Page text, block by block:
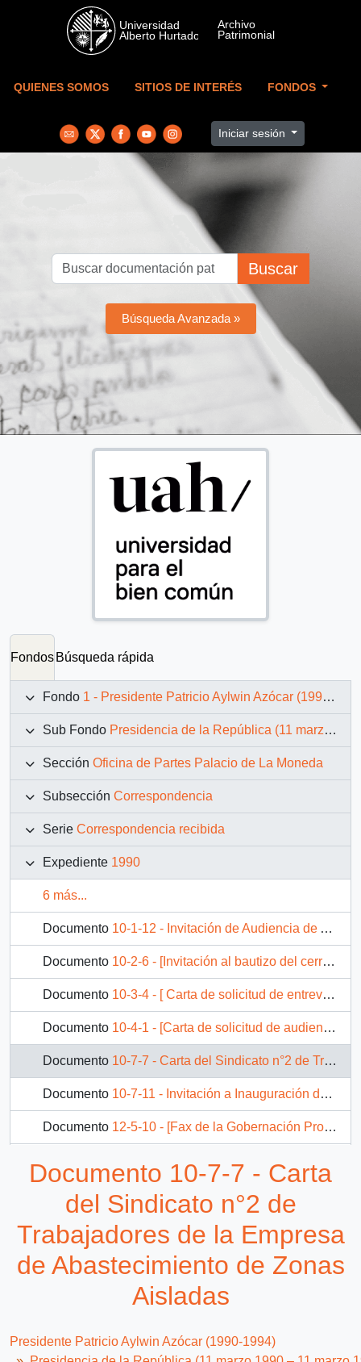
Skip to main content
QUIENES SOMOS SITIOS DE INTERÉS FONDOS
Iniciar sesión
Buscar
Búsqueda Avanzada »
Fondos Búsqueda rápida
Fondo 1 - Presidente Patricio Aylwin Azócar (1990-1994)
Sub Fondo Presidencia de la República (11 marzo 1990 – 11 marzo 1994)
Sección Oficina de Partes Palacio de La Moneda
Subsección Correspondencia
Serie Correspondencia recibida
Expediente 1990
6 más...
Documento 10-1-12 - Invitación de Audiencia de AETMA Chile S.A
Documento 10-2-6 - [Invitación al bautizo del cerro Cerro Montegrande por parte de José Chapochnik]
Documento 10-3-4 - [ Carta de solicitud de entrevista con la Sociedad Chilena de Historia y Geografía].
Documento 10-4-1 - [Carta de solicitud de audiencia del Movimiento Demócrata Independiente].
Documento 10-7-7 - Carta del Sindicato n°2 de Trabajadores de la Empresa de Abastecimiento de Zonas Aisladas
Documento 10-7-11 - Invitación a Inauguración de muelle mecanizado en la ciudad de San Antonio.
Documento 12-5-10 - [Fax de la Gobernación Provincial de Nuble]
Documento 18-4-73 - [ Carta Declinando invitación a ceremonia de asunción de la Presidencia de Chile].
1104 más...
Documento 10-7-7 - Carta
del Sindicato n°2 de
Trabajadores de la Empresa
de Abastecimiento de Zonas
Aisladas
Presidente Patricio Aylwin Azócar (1990-1994)